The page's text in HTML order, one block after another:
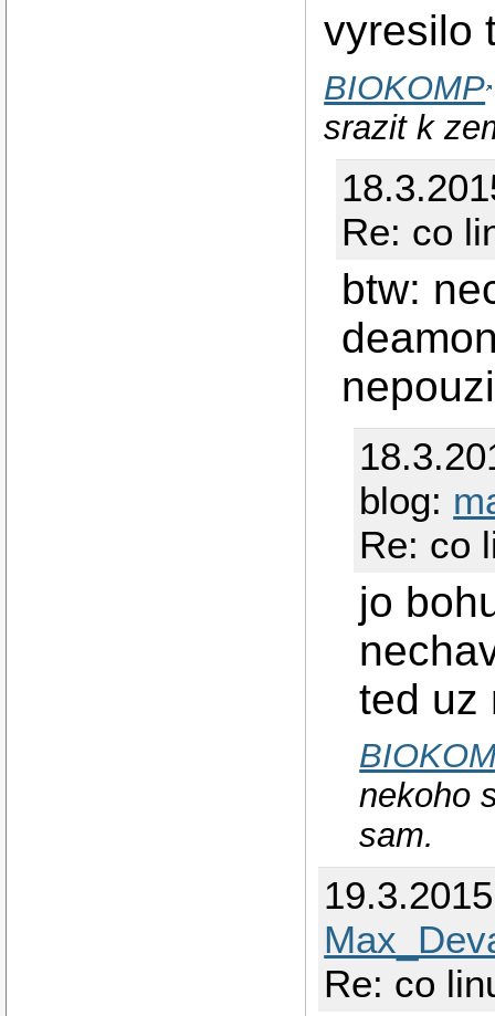
vyresilo
BIOKOMP
srazit k
Re: co
btw:
blog:
Re: co
jo
ted uz
nekoho
sam.
Re: co